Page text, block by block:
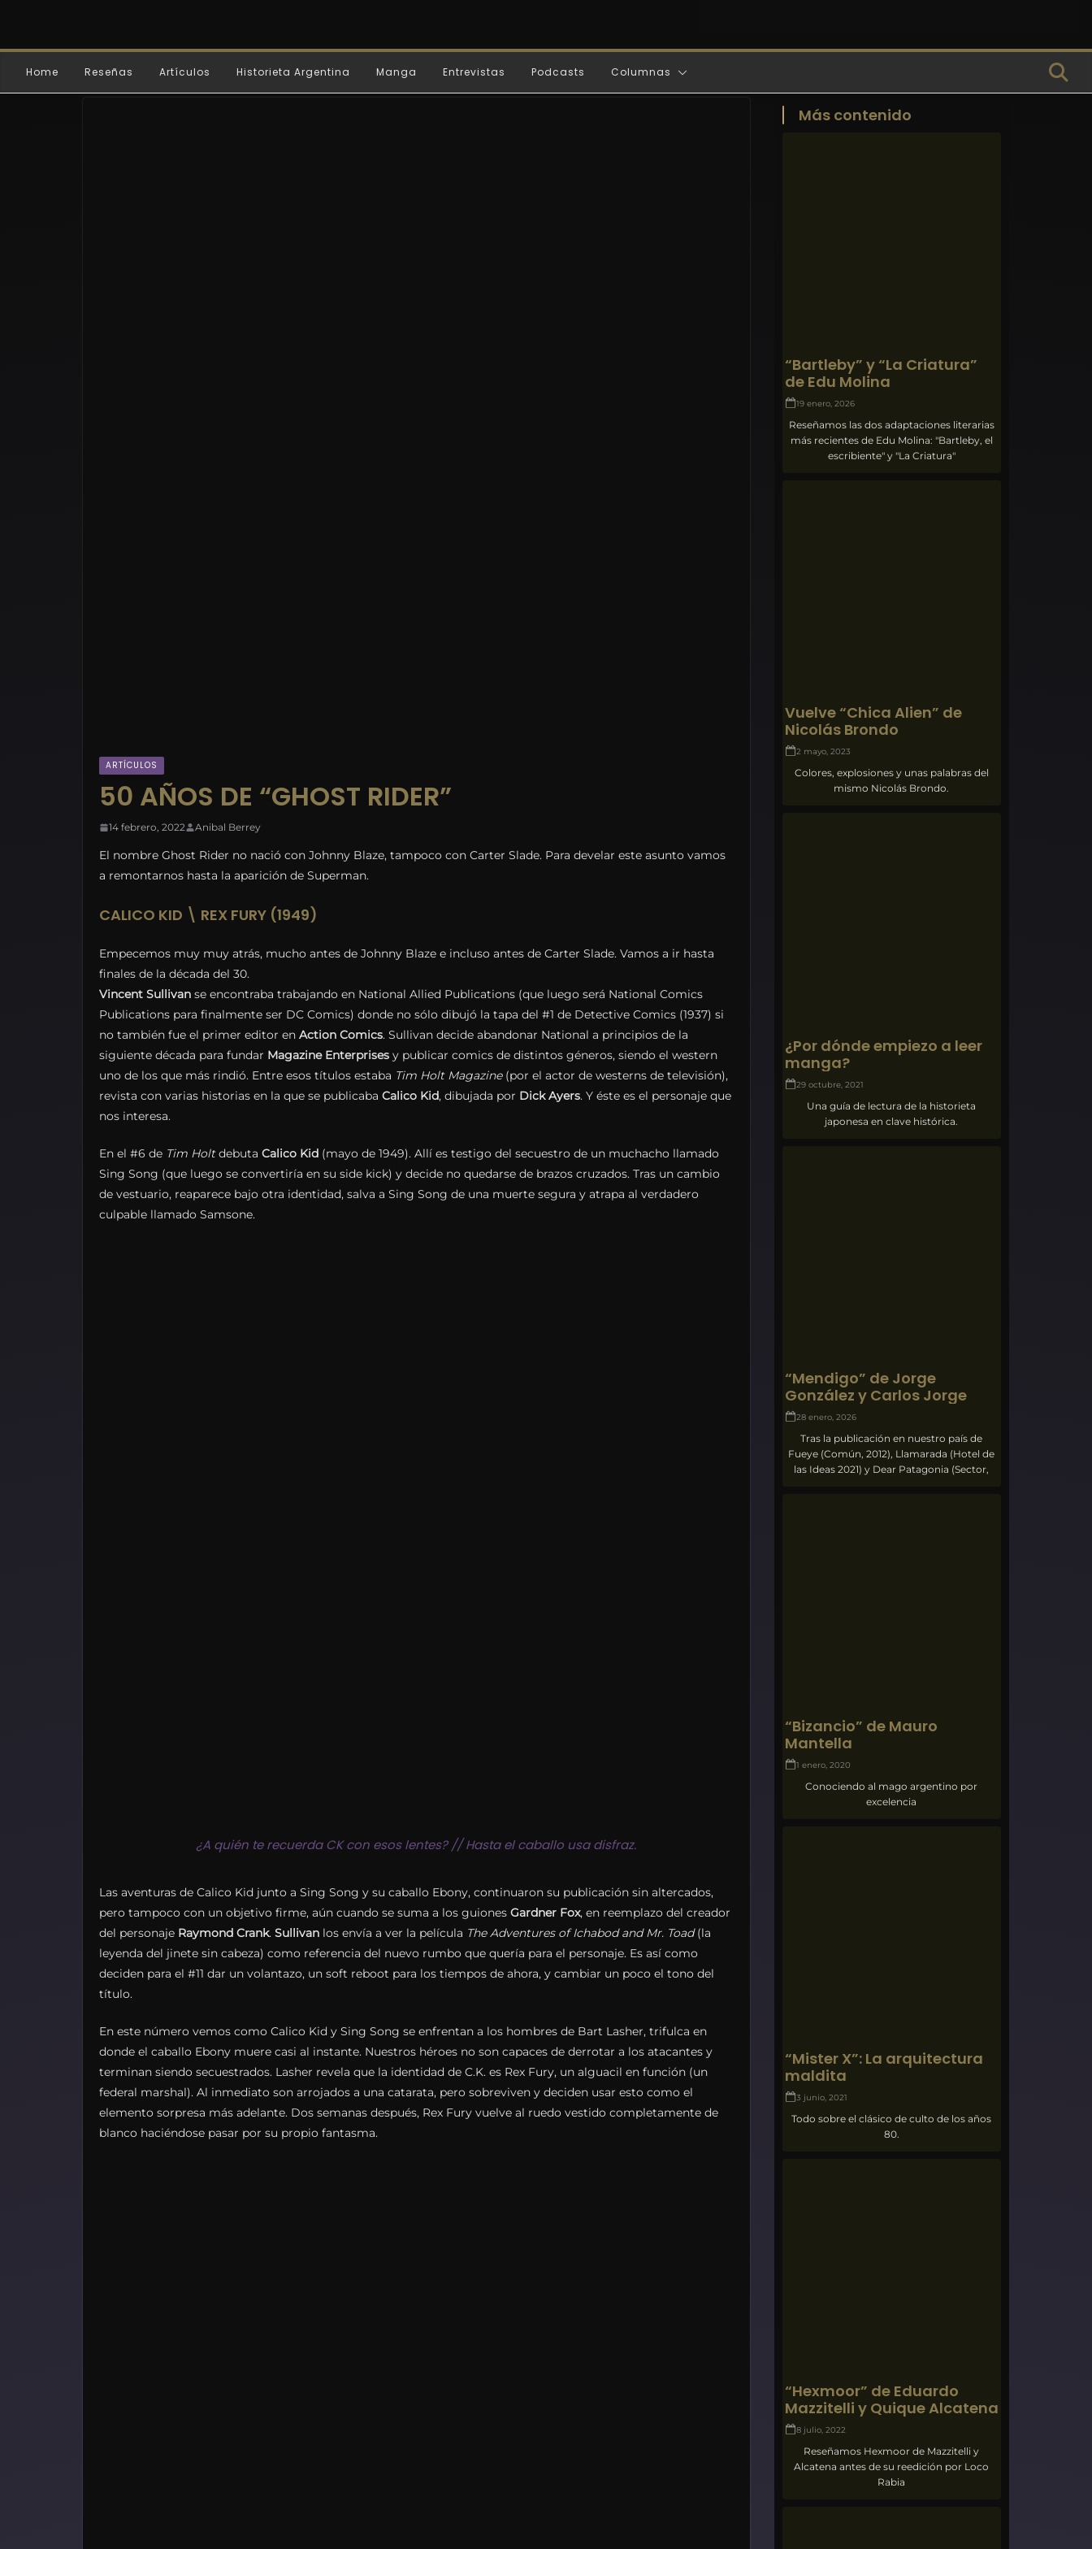
Home Reseñas Artículos Historieta Argentina Manga Entrevistas Podcasts Columnas
ARTÍCULOS
50 AÑOS DE “GHOST RIDER”
14 febrero, 2022 Anibal Berrey
El nombre Ghost Rider no nació con Johnny Blaze, tampoco con Carter Slade. Para develar este asunto vamos
a remontarnos hasta la aparición de Superman.
CALICO KID \ REX FURY (1949)
Empecemos muy muy atrás, mucho antes de Johnny Blaze e incluso antes de Carter Slade. Vamos a ir hasta
finales de la década del 30.
Vincent Sullivan se encontraba trabajando en National Allied Publications (que luego será National Comics
Publications para finalmente ser DC Comics) donde no sólo dibujó la tapa del #1 de Detective Comics (1937) si
no también fue el primer editor en Action Comics. Sullivan decide abandonar National a principios de la
siguiente década para fundar Magazine Enterprises y publicar comics de distintos géneros, siendo el western
uno de los que más rindió. Entre esos títulos estaba Tim Holt Magazine(por el actor de westerns de televisión),
revista con varias historias en la que se publicaba Calico Kid, dibujada por Dick Ayers. Y éste es el personaje que
nos interesa.
En el #6 de Tim Holtdebuta Calico Kid (mayo de 1949). Allí es testigo del secuestro de un muchacho llamado
Sing Song (que luego se convertiría en su side kick) y decide no quedarse de brazos cruzados. Tras un cambio
de vestuario, reaparece bajo otra identidad, salva a Sing Song de una muerte segura y atrapa al verdadero
culpable llamado Samsone.
¿A quién te recuerda CK con esos lentes? // Hasta el caballo usa disfraz.
Las aventuras de Calico Kid junto a Sing Song y su caballo Ebony, continuaron su publicación sin altercados,
pero tampoco con un objetivo firme, aún cuando se suma a los guiones Gardner Fox, en reemplazo del creador
del personaje Raymond Crank. Sullivan los envía a ver la película The Adventures of Ichabod and Mr. Toad(la
leyenda del jinete sin cabeza) como referencia del nuevo rumbo que quería para el personaje. Es así como
deciden para el #11 dar un volantazo, un soft reboot para los tiempos de ahora, y cambiar un poco el tono del
título.
En este número vemos como Calico Kid y Sing Song se enfrentan a los hombres de Bart Lasher, trifulca en
donde el caballo Ebony muere casi al instante. Nuestros héroes no son capaces de derrotar a los atacantes y
terminan siendo secuestrados. Lasher revela que la identidad de C.K. es Rex Fury, un alguacil en función (un
federal marshal). Al inmediato son arrojados a una catarata, pero sobreviven y deciden usar esto como el
elemento sorpresa más adelante. Dos semanas después, Rex Fury vuelve al ruedo vestido completamente de
blanco haciéndose pasar por su propio fantasma.
Más contenido
“Bartleby” y “La Criatura”
de Edu Molina
19 enero, 2026
Reseñamos las dos adaptaciones literarias
más recientes de Edu Molina: "Bartleby, el
escribiente" y "La Criatura"
Vuelve “Chica Alien” de
Nicolás Brondo
2 mayo, 2023
Colores, explosiones y unas palabras del
mismo Nicolás Brondo.
¿Por dónde empiezo a leer
manga?
29 octubre, 2021
Una guía de lectura de la historieta
japonesa en clave histórica.
“Mendigo” de Jorge
González y Carlos Jorge
28 enero, 2026
Tras la publicación en nuestro país de
Fueye (Común, 2012), Llamarada (Hotel de
las Ideas 2021) y Dear Patagonia (Sector,
“Bizancio” de Mauro
Mantella
1 enero, 2020
Conociendo al mago argentino por
excelencia
“Mister X”: La arquitectura
maldita
3 junio, 2021
Todo sobre el clásico de culto de los años
80.
“Hexmoor” de Eduardo
Mazzitelli y Quique Alcatena
8 julio, 2022
Reseñamos Hexmoor de Mazzitelli y
Alcatena antes de su reedición por Loco
Rabia